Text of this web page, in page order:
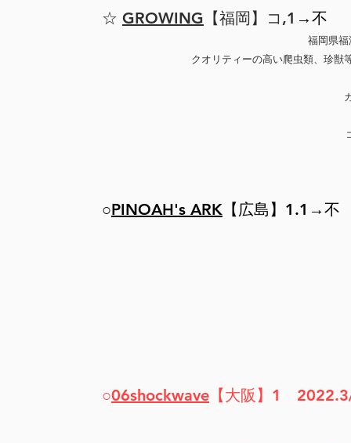
☆ GROWING 【福岡】コ,1 →不
福岡県
クオリティーの高い爬虫類、珍獣
○PINOAH's ARK 【広島】1.1 →不
○06shockwave 【大阪】1